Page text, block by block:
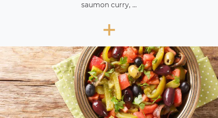
saumon curry, ...
+